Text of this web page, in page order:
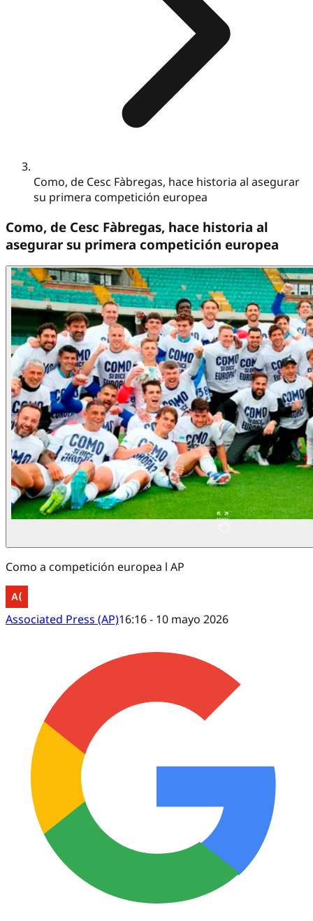
Como, de Cesc Fàbregas, hace historia al asegurar
su primera competición europea
Como, de Cesc Fàbregas, hace historia al
asegurar su primera competición europea
Como a competición europea l AP
Associated Press (AP)16:16 - 10 mayo 2026